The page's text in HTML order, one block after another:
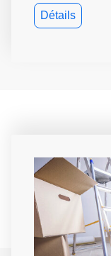
Détails